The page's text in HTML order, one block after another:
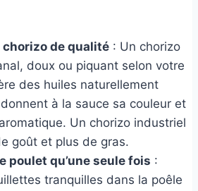
de qualité : Un chorizo
doux ou piquant selon votre
des huiles naturellement
à la sauce sa couleur et
Un chorizo industriel
goût et plus de gras.
poulet qu’une seule fois :
tranquilles dans la poêle